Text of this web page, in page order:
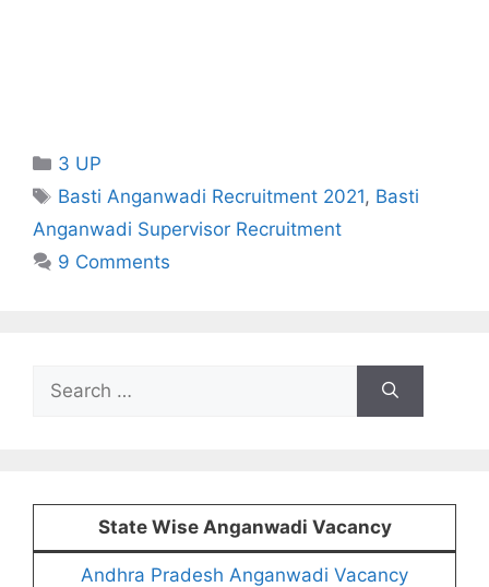
Categories
3 UP
Tags
Basti Anganwadi Recruitment 2021, Basti
Anganwadi Supervisor Recruitment
9 Comments
for:
State Wise Anganwadi Vacancy
Andhra Pradesh Anganwadi Vacancy